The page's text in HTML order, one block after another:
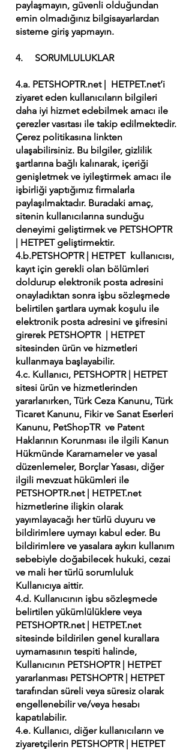
paylaşmayın, güvenli olduğundan
emin olmadığınız bilgisayarlardan
sisteme giriş yapmayın.
4. SORUMLULUKLAR
4.a. PETSHOPTR.net | HETPET.net’i
ziyaret eden kullanıcıların bilgileri
daha iyi hizmet edebilmek amacı ile
çerezler vasıtası ile takip edilmektedir.
Çerez politikasına linkten
ulaşabilirsiniz. Bu bilgiler, gizlilik
şartlarına bağlı kalınarak, içeriği
genişletmek ve iyileştirmek amacı ile
işbirliği yaptığımız firmalarla
paylaşılmaktadır. Buradaki amaç,
sitenin kullanıcılarına sunduğu
deneyimi geliştirmek ve PETSHOPTR
| HETPET geliştirmektir.
4.b.PETSHOPTR | HETPET kullanıcısı,
kayıt için gerekli olan bölümleri
doldurup elektronik posta adresini
onayladıktan sonra işbu sözleşmede
belirtilen şartlara uymak koşulu ile
elektronik posta adresini ve şifresini
girerek PETSHOPTR | HETPET
sitesinden ürün ve hizmetleri
kullanmaya başlayabilir.
4.c. Kullanıcı, PETSHOPTR | HETPET
sitesi ürün ve hizmetlerinden
yararlanırken, Türk Ceza Kanunu, Türk
Ticaret Kanunu, Fikir ve Sanat Eserleri
Kanunu, PetShopTR ve Patent
Haklarının Korunması ile ilgili Kanun
Hükmünde Kararnameler ve yasal
düzenlemeler, Borçlar Yasası, diğer
ilgili mevzuat hükümleri ile
PETSHOPTR.net | HETPET.net
hizmetlerine ilişkin olarak
yayımlayacağı her türlü duyuru ve
bildirimlere uymayı kabul eder. Bu
bildirimlere ve yasalara aykırı kullanım
sebebiyle doğabilecek hukuki, cezai
ve mali her türlü sorumluluk
Kullanıcıya aittir.
4.d. Kullanıcının işbu sözleşmede
belirtilen yükümlülüklere veya
PETSHOPTR.net | HETPET.net
sitesinde bildirilen genel kurallara
uymamasının tespiti halinde,
Kullanıcının PETSHOPTR | HETPET
yararlanması PETSHOPTR | HETPET
tarafından süreli veya süresiz olarak
engellenebilir ve/veya hesabı
kapatılabilir.
4.e. Kullanıcı, diğer kullanıcıların ve
ziyaretçilerin PETSHOPTR | HETPET